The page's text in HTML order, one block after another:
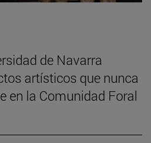
de Navarra
artísticos que nunca
en la Comunidad Foral